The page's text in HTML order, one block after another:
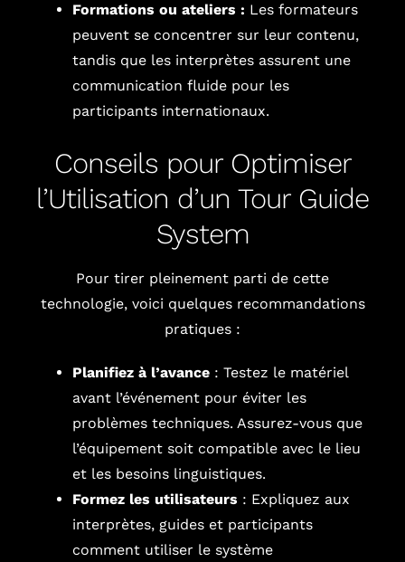
Formations ou ateliers : Les formateurs
peuvent se concentrer sur leur contenu,
tandis que les interprètes assurent une
communication fluide pour les
participants internationaux.
Conseils pour Optimiser
l’Utilisation d’un Tour Guide
System
Pour tirer pleinement parti de cette
technologie, voici quelques recommandations
pratiques :
Planifiez à l’avance: Testez le matériel
avant l’événement pour éviter les
problèmes techniques. Assurez-vous que
l’équipement soit compatible avec le lieu
et les besoins linguistiques.
Formez les utilisateurs : Expliquez aux
interprètes, guides et participants
comment utiliser le système